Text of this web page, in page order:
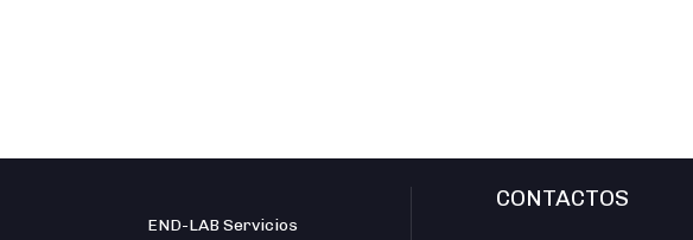
END-LAB Servicios
CONTACTOS